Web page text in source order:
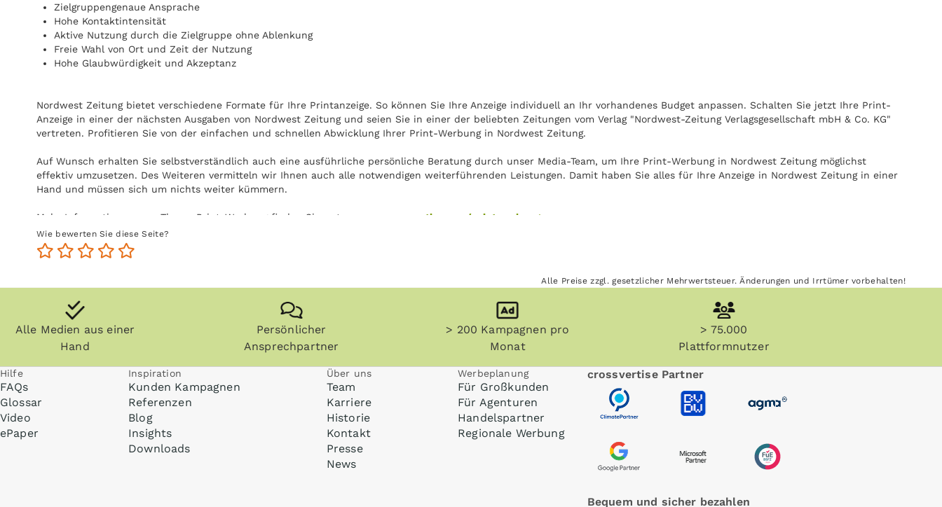
Zielgruppengenaue Ansprache
Hohe Kontaktintensität
Aktive Nutzung durch die Zielgruppe ohne Ablenkung
Freie Wahl von Ort und Zeit der Nutzung
Hohe Glaubwürdigkeit und Akzeptanz
Nordwest Zeitung bietet verschiedene Formate für Ihre Printanzeige. So können Sie Ihre Anzeige individuell an Ihr vorhandenes Budget anpassen. Schalten Sie jetzt Ihre Print-
Anzeige in einer der nächsten Ausgaben von Nordwest Zeitung und seien Sie in einer der beliebten Zeitungen vom Verlag "Nordwest-Zeitung Verlagsgesellschaft mbH & Co. KG"
vertreten. Profitieren Sie von der einfachen und schnellen Abwicklung Ihrer Print-Werbung in Nordwest Zeitung.
Auf Wunsch erhalten Sie selbstverständlich auch eine ausführliche persönliche Beratung durch unser Media-Team, um Ihre Print-Werbung in Nordwest Zeitung möglichst
effektiv umzusetzen. Des Weiteren vermitteln wir Ihnen auch alle notwendigen weiterführenden Leistungen. Damit haben Sie alles für Ihre Anzeige in Nordwest Zeitung in einer
Hand und müssen sich um nichts weiter kümmern.
Mehr Informationen zum Thema Print-Werbung finden Sie unter www.crossvertise.com/printwerbung
Wie bewerten Sie diese Seite?
Alle Preise zzgl. gesetzlicher Mehrwertsteuer. Änderungen und Irrtümer vorbehalten!
Alle Medien aus einer
Hand
Persönlicher
Ansprechpartner
> 200 Kampagnen pro
Monat
> 75.000
Plattformnutzer
Hilfe
FAQs
Glossar
Video
ePaper
Inspiration
Kunden Kampagnen
Referenzen
Blog
Insights
Downloads
Über uns
Team
Karriere
Historie
Kontakt
Presse
News
Werbeplanung
Für Großkunden
Für Agenturen
Handelspartner
Regionale Werbung
crossvertise Partner
Bequem und sicher bezahlen